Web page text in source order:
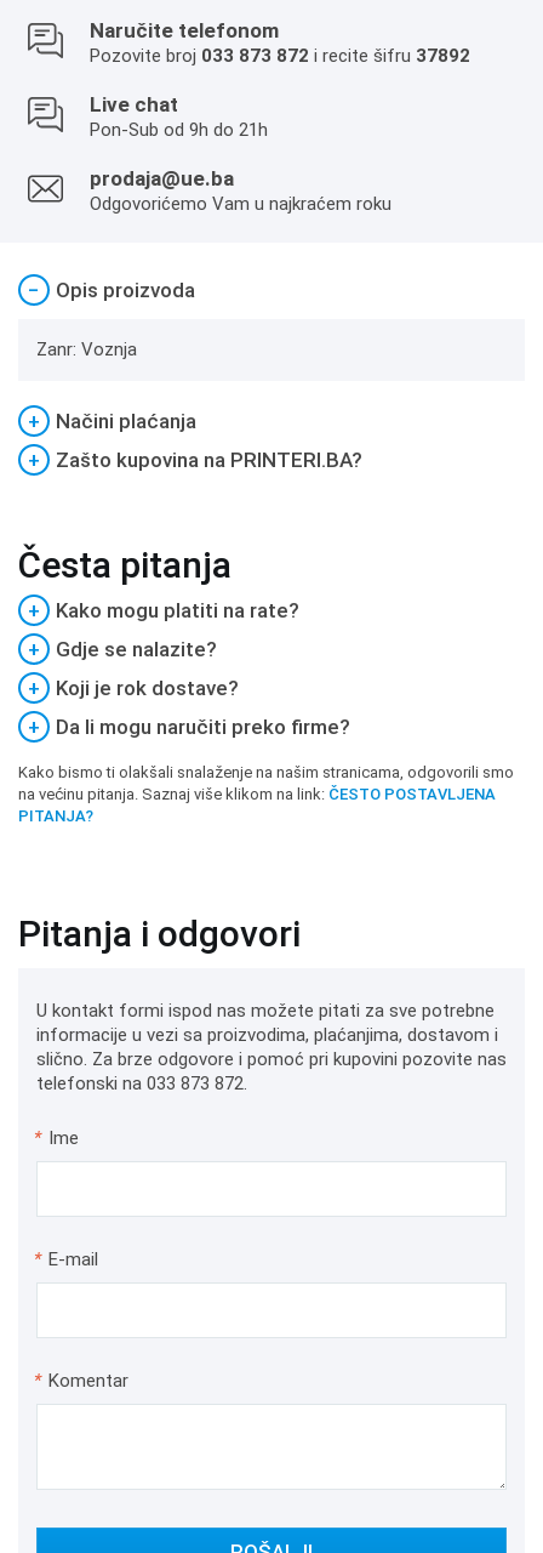
Naručite telefonom
Pozovite broj 033 873 872 i recite šifru 37892
Live chat
Pon-Sub od 9h do 21h
prodaja@ue.ba
Odgovorićemo Vam u najkraćem roku
− Opis proizvoda
Zanr: Voznja
+
Načini plaćanja
+
Zašto kupovina na PRINTERI.BA?
Česta pitanja
+
Kako mogu platiti na rate?
+
Gdje se nalazite?
+
Koji je rok dostave?
+
Da li mogu naručiti preko firme?
Kako bismo ti olakšali snalaženje na našim stranicama, odgovorili smo
na većinu pitanja. Saznaj više klikom na link: ČESTO POSTAVLJENA
PITANJA?
Pitanja i odgovori
U kontakt formi ispod nas možete pitati za sve potrebne
informacije u vezi sa proizvodima, plaćanjima, dostavom i
slično. Za brze odgovore i pomoć pri kupovini pozovite nas
telefonski na 033 873 872.
* Ime
* E-mail
* Komentar